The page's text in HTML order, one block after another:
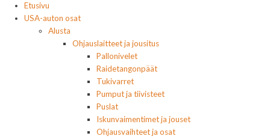
Etusivu
USA-auton osat
Alusta
Ohjauslaitteet ja jousitus
Pallonivelet
Raidetangonpäät
Tukivarret
Pumput ja tiivisteet
Puslat
Iskunvaimentimet ja jouset
Ohjausvaihteet ja osat